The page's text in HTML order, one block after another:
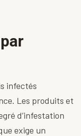
infectés
Les produits et
d’infestation
exige un